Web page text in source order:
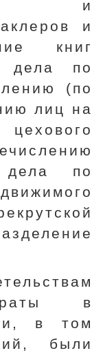
и
и
книг
дела по
(по
лиц на
по
в
в том
были